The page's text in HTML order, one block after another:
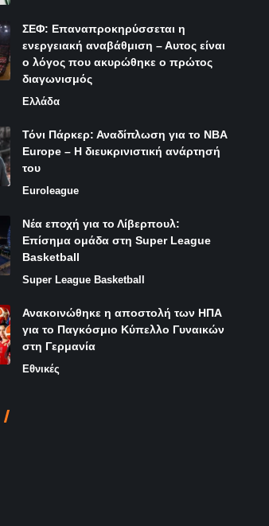
ΣΕΦ: Επαναπροκηρύσσεται η
ενεργειακή αναβάθμιση – Αυτος είναι
ο λόγος που ακυρώθηκε ο πρώτος
διαγωνισμός
Ελλάδα
Τόνι Πάρκερ: Αναδίπλωση για το NBA
Europe – Η διευκρινιστική ανάρτησή
του
Euroleague
Νέα εποχή για το Λίβερπουλ:
Επίσημα ομάδα στη Super League
Basketball
Super League Basketball
Ανακοινώθηκε η αποστολή των ΗΠΑ
για το Παγκόσμιο Κύπελλο Γυναικών
στη Γερμανία
Εθνικές